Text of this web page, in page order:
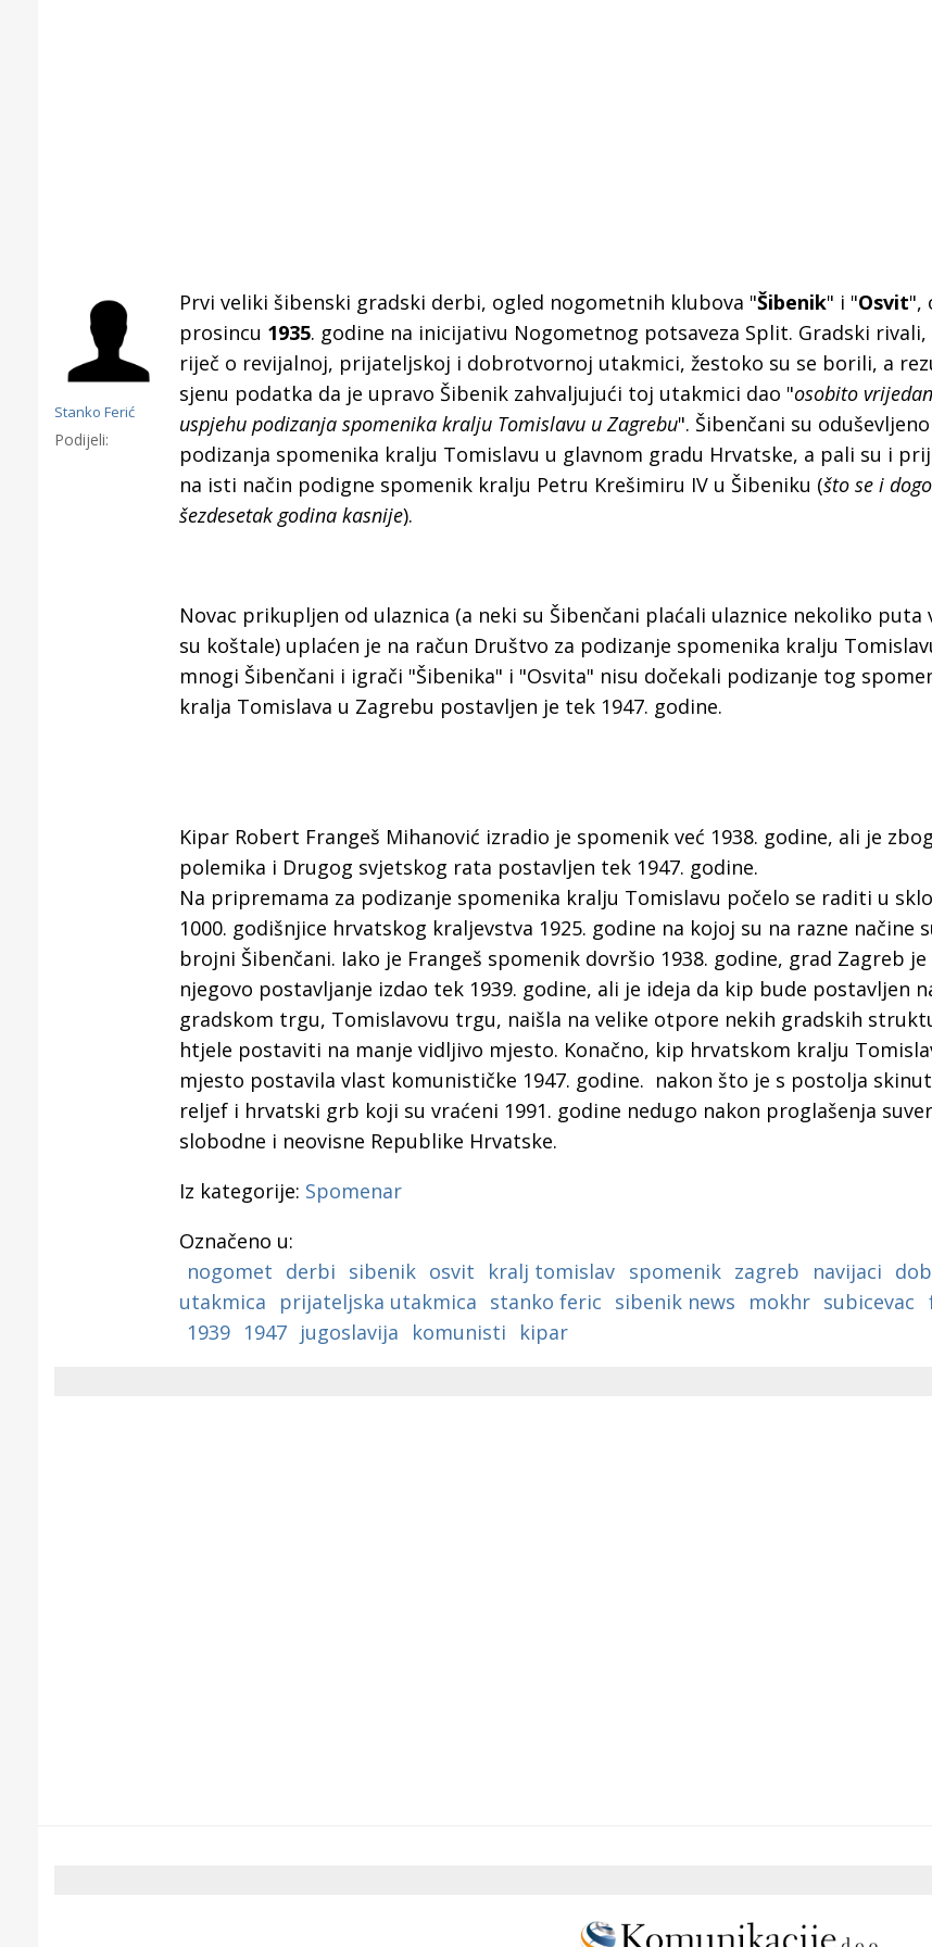
Stanko Ferić
Podijeli:
Prvi veliki šibenski gradski derbi, ogled nogometnih klubova "Šibenik" i "Osvit",
prosincu 1935. godine na inicijativu Nogometnog potsaveza Split. Gradski
riječ o revijalnoj, prijateljskoj i dobrotvornoj utakmici, žestoko su se borili, a
sjenu podatka da je upravo Šibenik zahvaljujući toj utakmici dao "osobito
uspjehu podizanja spomenika kralju Tomislavu u Zagrebu". Šibenčani su
podizanja spomenika kralju Tomislavu u glavnom gradu Hrvatske, a pali su i
na isti način podigne spomenik kralju Petru Krešimiru IV u Šibeniku (što se i
šezdesetak godina kasnije).
Novac prikupljen od ulaznica (a neki su Šibenčani plaćali ulaznice nekoliko puta
su koštale) uplaćen je na račun Društvo za podizanje spomenika kralju
mnogi Šibenčani i igrači "Šibenika" i "Osvita" nisu dočekali podizanje tog
kralja Tomislava u Zagrebu postavljen je tek 1947. godine.
Kipar Robert Frangeš Mihanović izradio je spomenik već 1938. godine, ali je
polemika i Drugog svjetskog rata postavljen tek 1947. godine.
Na pripremama za podizanje spomenika kralju Tomislavu počelo se raditi u
1000. godišnjice hrvatskog kraljevstva 1925. godine na kojoj su na razne načine
brojni Šibenčani. Iako je Frangeš spomenik dovršio 1938. godine, grad Zagreb je
njegovo postavljanje izdao tek 1939. godine, ali je ideja da kip bude postavljen
gradskom trgu, Tomislavovu trgu, naišla na velike otpore nekih gradskih
htjele postaviti na manje vidljivo mjesto. Konačno, kip hrvatskom kralju
mjesto postavila vlast komunističke 1947. godine. nakon što je s postolja
reljef i hrvatski grb koji su vraćeni 1991. godine nedugo nakon proglašenja
slobodne i neovisne Republike Hrvatske.
Iz kategorije: Spomenar
Označeno u:
nogomet derbi sibenik osvit kralj tomislav spomenik zagreb navijaci
utakmica
prijateljska utakmica stanko feric sibenik news mokhr subicevac
1939 1947 jugoslavija komunisti kipar
Gornji tok Krke iz prve ruke -
Otkrijte hostel Titius u
edukativnom kampusu NP Krka u
Puljanima
Šibenik spreman za
električnih
12 punionica na